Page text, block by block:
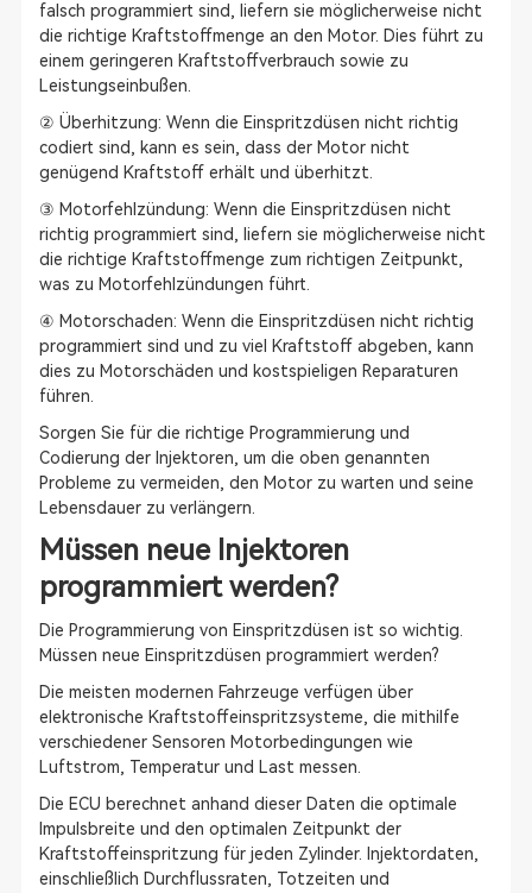
falsch programmiert sind, liefern sie möglicherweise nicht
die richtige Kraftstoffmenge an den Motor. Dies führt zu
einem geringeren Kraftstoffverbrauch sowie zu
Leistungseinbußen.
② Überhitzung: Wenn die Einspritzdüsen nicht richtig
codiert sind, kann es sein, dass der Motor nicht
genügend Kraftstoff erhält und überhitzt.
③ Motorfehlzündung: Wenn die Einspritzdüsen nicht
richtig programmiert sind, liefern sie möglicherweise nicht
die richtige Kraftstoffmenge zum richtigen Zeitpunkt,
was zu Motorfehlzündungen führt.
④ Motorschaden: Wenn die Einspritzdüsen nicht richtig
programmiert sind und zu viel Kraftstoff abgeben, kann
dies zu Motorschäden und kostspieligen Reparaturen
führen.
Sorgen Sie für die richtige Programmierung und
Codierung der Injektoren, um die oben genannten
Probleme zu vermeiden, den Motor zu warten und seine
Lebensdauer zu verlängern.
Müssen neue Injektoren
programmiert werden?
Die Programmierung von Einspritzdüsen ist so wichtig.
Müssen neue Einspritzdüsen programmiert werden?
Die meisten modernen Fahrzeuge verfügen über
elektronische Kraftstoffeinspritzsysteme, die mithilfe
verschiedener Sensoren Motorbedingungen wie
Luftstrom, Temperatur und Last messen.
Die ECU berechnet anhand dieser Daten die optimale
Impulsbreite und den optimalen Zeitpunkt der
Kraftstoffeinspritzung für jeden Zylinder. Injektordaten,
einschließlich Durchflussraten, Totzeiten und